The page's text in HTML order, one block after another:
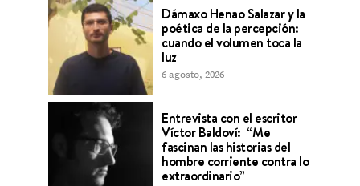
Dámaxo Henao Salazar y la
poética de la percepción:
cuando el volumen toca la
luz
6 agosto, 2026
Entrevista con el escritor
Víctor Baldoví: “Me
fascinan las historias del
hombre corriente contra lo
extraordinario”